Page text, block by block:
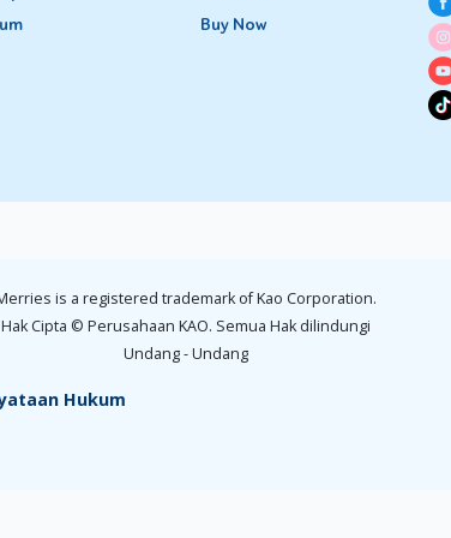
takut dan mengulang kembali
Jika dia bertindak
berikan pujian dan arahkan
menemukan fakta jika mereka
cerita yang menarik agar dia
Buy Now
is a registered trademark of Kao Corporation.
Hak Cipta © Perusahaan KAO. Semua Hak dilindungi
Undang - Undang
Hukum